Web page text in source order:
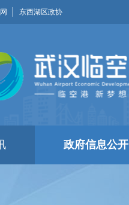
东西湖区政协
政府信息公开